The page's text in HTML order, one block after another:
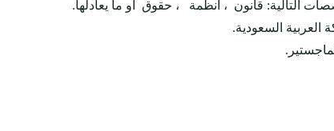
التالية: قانون ، أنظمة ، حقوق أو ما يعادلها.
العربية السعودية.